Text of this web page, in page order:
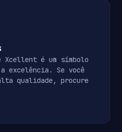
Xcellent é um símbolo
a excelência. Se você
qualidade, procure